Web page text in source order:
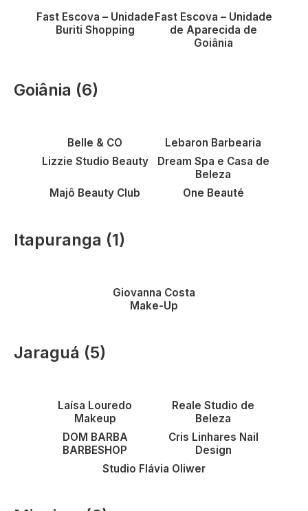
Fast Escova – Unidade
Buriti Shopping
Fast Escova – Unidade
de Aparecida de
Goiânia
Goiânia (6)
Belle & CO Lebaron Barbearia
Vantagens em beleza
Lizzie Studio Beauty
de beleza
Dream Spa e Casa de
Beleza
Vantagens em serviços
Majô Beauty Club
Vantagens em serviços
de beleza
One Beauté
Itapuranga (1)
Giovanna Costa
Make-Up
Jaraguá (5)
Laísa Louredo
Makeup
Reale Studio de
Beleza
Vantagens em
autocuidado
DOM BARBA
BARBESHOP
Vantagens em nail design
Cris Linhares Nail
Design
Vantagens em
maquiagens e fotografia
Studio Flávia Oliwer